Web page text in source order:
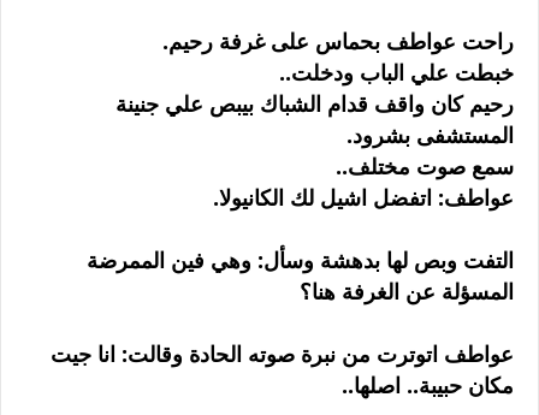
راحت عواطف بحماس على غرفة رحيم.
خبطت علي الباب ودخلت..
رحيم كان واقف قدام الشباك بيبص علي جنينة
المستشفى بشرود.
سمع صوت مختلف..
عواطف: اتفضل اشيل لك الكانيولا.
التفت وبص لها بدهشة وسأل: وهي فين الممرضة
المسؤلة عن الغرفة هنا؟
عواطف اتوترت من نبرة صوته الحادة وقالت: انا جيت
مكان حبيبة.. اصلها..